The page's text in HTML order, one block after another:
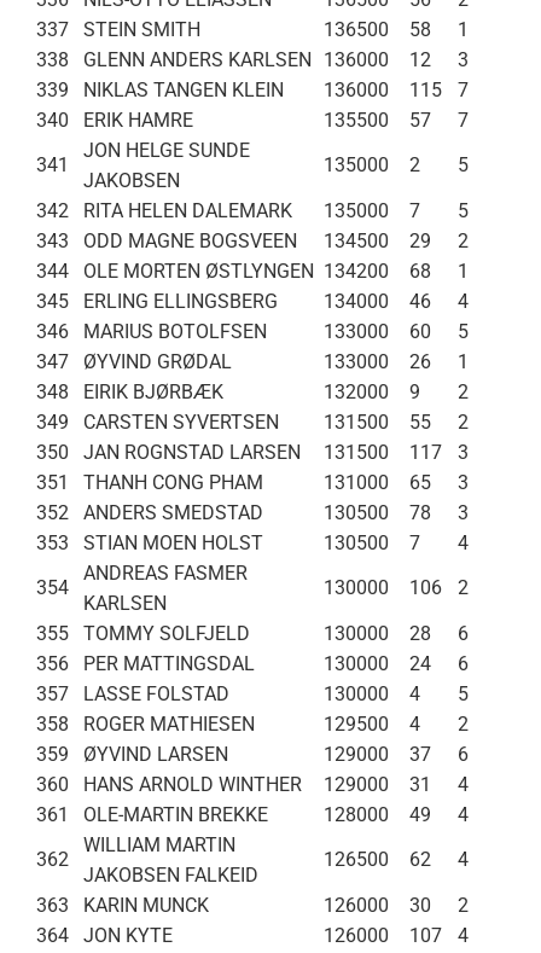
337
STEIN SMITH 136500 58
1
338
GLENN ANDERS KARLSEN 136000 12
3
339
NIKLAS TANGEN KLEIN 136000 115
7
340
ERIK HAMRE 135500 57
7
341
JON HELGE SUNDE
JAKOBSEN
135000 2
5
342
RITA HELEN DALEMARK 135000 7
5
343
ODD MAGNE BOGSVEEN 134500 29
2
344
OLE MORTEN ØSTLYNGEN 134200 68
1
345
ERLING ELLINGSBERG 134000 46
4
346
MARIUS BOTOLFSEN 133000 60
5
347
ØYVIND GRØDAL 133000 26
1
348
EIRIK BJØRBÆK 132000 9
2
349
CARSTEN SYVERTSEN 131500 55
2
350
JAN ROGNSTAD LARSEN 131500 117
3
351
THANH CONG PHAM 131000 65
3
352
ANDERS SMEDSTAD 130500 78
3
353
STIAN MOEN HOLST 130500 7
4
354
ANDREAS FASMER
KARLSEN
130000 106
2
355
TOMMY SOLFJELD 130000 28
6
356
PER MATTINGSDAL 130000 24
6
357
LASSE FOLSTAD 130000 4
5
358
ROGER MATHIESEN 129500 4
2
359
ØYVIND LARSEN 129000 37
6
360
HANS ARNOLD WINTHER 129000 31
4
361
OLE-MARTIN BREKKE 128000 49
4
362
WILLIAM MARTIN
JAKOBSEN FALKEID
126500 62
4
363
KARIN MUNCK 126000 30
2
364
JON KYTE 126000 107
4